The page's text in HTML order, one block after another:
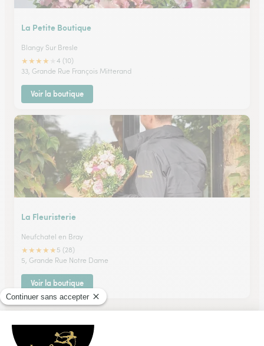
La Petite Boutique
Blangy Sur Bresle
★★★★
4 (10)
33, Grande Rue François Mitterand
Voir la boutique
La Fleuristerie
Neufchatel en Bray
★★★★★ 5 (28)
5, Grande Rue Notre Dame
Voir la boutique